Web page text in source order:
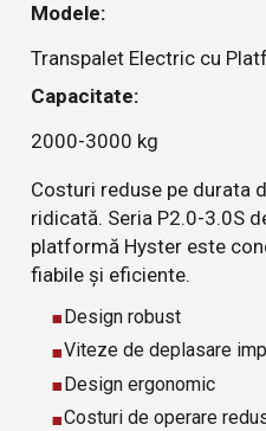
Modele:
Transpalet Electric cu
Capacitate:
2000-3000 kg
Costuri reduse pe durata
ridicată. Seria P2.0-3.0S
platformă Hyster este
fiabile și eficiente.
Design robust
Viteze de deplasare
Design ergonomic
Costuri de operare